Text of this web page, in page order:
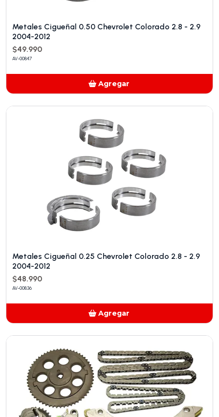
Metales Cigueñal 0.50 Chevrolet Colorado 2.8 - 2.9
2004-2012
$49.990
AV-00847
Agregar
Metales Cigueñal 0.25 Chevrolet Colorado 2.8 - 2.9
2004-2012
$48.990
AV-00836
Agregar